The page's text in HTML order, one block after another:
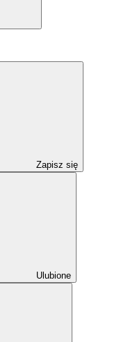
Zapisz się
Ulubione